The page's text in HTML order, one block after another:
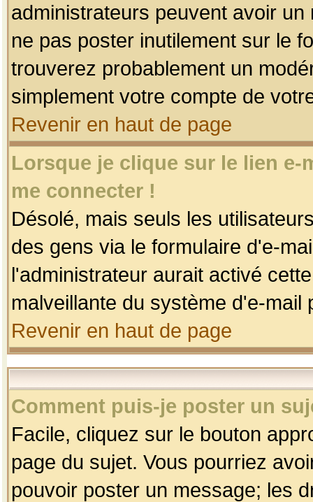
administrateurs peuvent avoir
ne pas poster inutilement sur le
trouverez probablement un
simplement votre compte de
Revenir en haut de page
Lorsque je clique sur le lien
me connecter !
Désolé, mais seuls les
des gens via le formulaire d'e-
l'administrateur aurait activé
malveillante du système d'e-
Revenir en haut de page
Comment puis-je poster un
Facile, cliquez sur le bouton
page du sujet. Vous pourriez
pouvoir poster un message; les